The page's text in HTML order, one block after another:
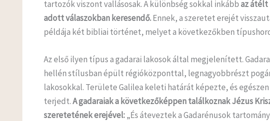
tartozók viszont vallásosak. A különbség sokkal inkábbaz átélt
adott válaszokban keresendő.Ennek, a szeretet erejét
példája két bibliai történet, melyet a következőkben
Az első ilyen típus a gadarai lakosok által megjelenített.
hellén stílusban épült régióközponttal, legnagyobbrészt
lakosokkal. Területe Galilea keleti határát képezte, és
terjedt.A gadaraiak a következőképpen találkoznak Jézus
szeretetének erejével:„És áteveztek a Gadarénusok